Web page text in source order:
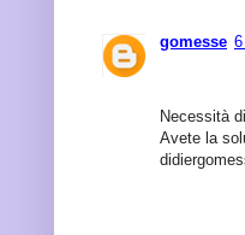
gomesse
Necessità
Avete la